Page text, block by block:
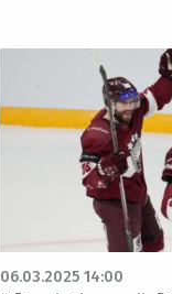
06.03.2025 14:00